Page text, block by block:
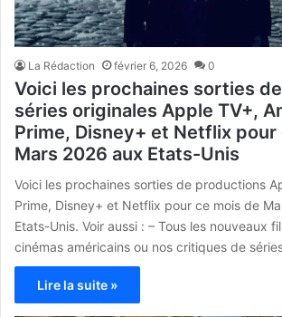
La Rédaction février 6, 2026 0
Voici les prochaines sorties
séries originales Apple TV+,
Prime, Disney+ et Netflix pour
Mars 2026 aux Etats-Unis
Voici les prochaines sorties de productions
Prime, Disney+ et Netflix pour ce mois de
Etats-Unis. Voir aussi : – Tous les nouveaux
cinémas américains ou nos critiques de
Lire la suite »